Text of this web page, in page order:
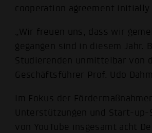
cooperation agreement
„Wir freuen uns, dass wir
gegangen sind in diesem Jahr.
Studierenden unmittelbar von
Geschäftsführer Prof. Udo
Im Fokus der
Unterstützungen und Start-
von YouTube insgesamt acht